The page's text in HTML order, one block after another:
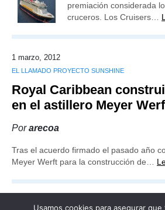
premiación considerada
cruceros. Los Cruisers…
1 marzo, 2012
EL LLAMADO PROYECTO SUNSHINE
Royal Caribbean
en el astillero Meyer
Porarecoa
Tras el acuerdo firmado el pasado año
Meyer Werft para la construcción de…
Usamos cookies para asegurar